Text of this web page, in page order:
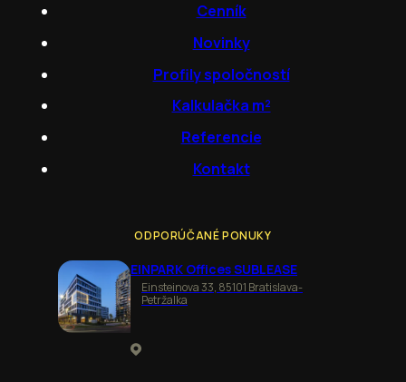
Cenník
Novinky
Profily spoločností
Kalkulačka m²
Referencie
Kontakt
ODPORÚČANÉ PONUKY
EINPARK Offices SUBLEASE
Einsteinova 33, 85101 Bratislava-
Petržalka